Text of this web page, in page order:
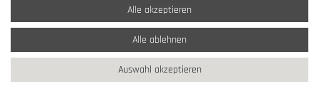
Alle akzeptieren
Alle ablehnen
Auswahl akzeptieren